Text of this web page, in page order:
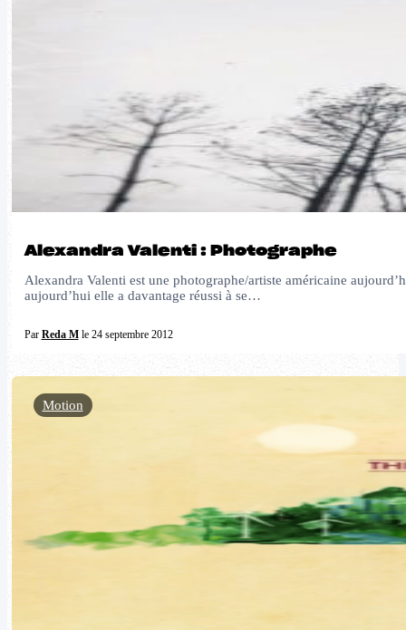
Alexandra Valenti : Photographe
Alexandra Valenti est une photographe/artiste américaine
aujourd’hui elle a davantage réussi à se…
Par Reda Mle 24 septembre 2012
Motion